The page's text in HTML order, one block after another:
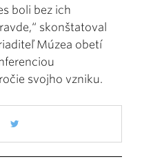
boli bez ich
skonštatoval
Múzea obetí
svojho vzniku.